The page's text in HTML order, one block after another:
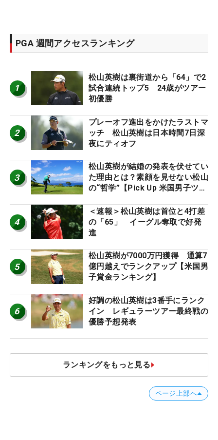
PGA 週間アクセスランキング
1
松山英樹は裏街道から「64」で2
試合連続トップ5 24歳がツアー
初優勝
2
プレーオフ進出をかけたラストマ
ッチ 松山英樹は日本時間7日深
夜にティオフ
3
松山英樹が結婚の発表を伏せてい
た理由とは？素顔を見せない松山
の“哲学”【Pick Up 米国男子ツア
4
＜速報＞松山英樹は首位と4打差
の「65」 イーグル奪取で好発
進
5
松山英樹が7000万円獲得 通算7
億円越えでランクアップ【米国男
子賞金ランキング】
6
好調の松山英樹は3番手にランク
イン レギュラーツアー最終戦の
優勝予想発表
ランキングをもっと見る
ページ上部へ